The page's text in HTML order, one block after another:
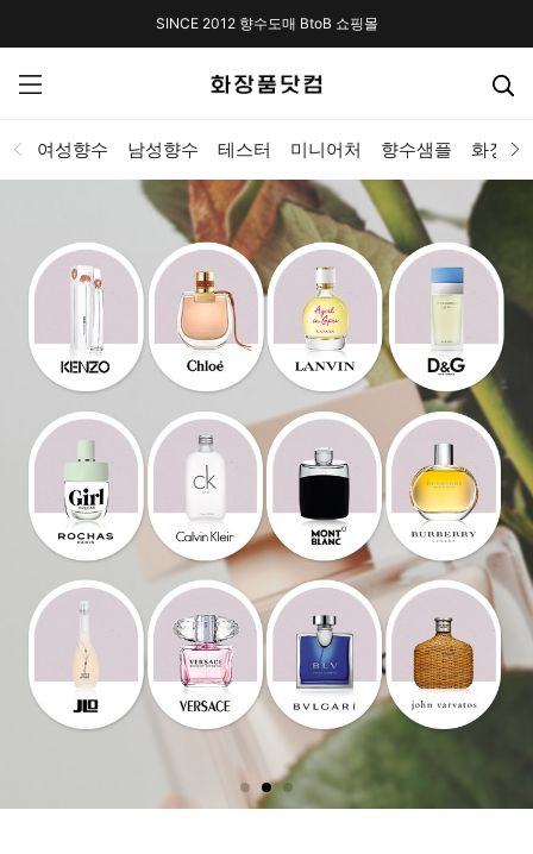
SINCE 2012 향수도매 BtoB 쇼핑몰
여성향수 남성향수 테스터 미니어처 향수샘플 화장품